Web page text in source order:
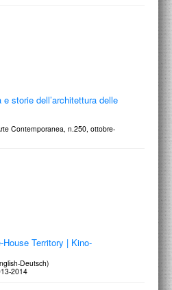
storie dell’architettura delle
Contemporanea, n.250, ottobre-
Territory | Kino-
Deutsch)
2014